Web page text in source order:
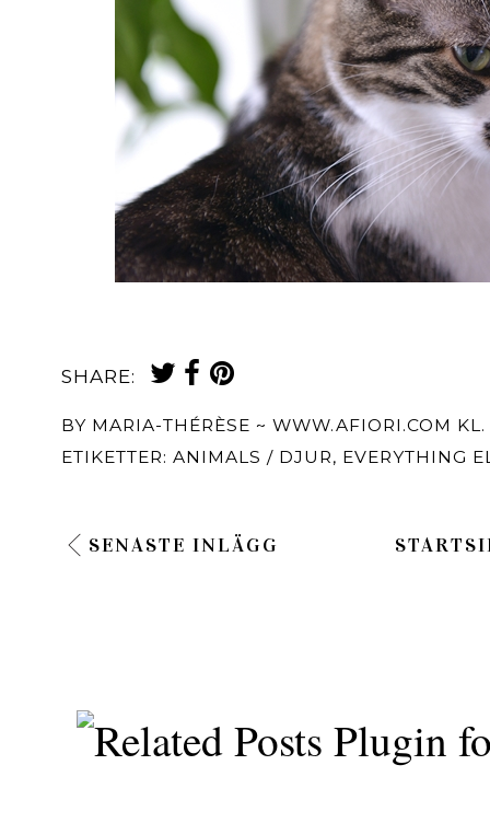
SHARE:
BY MARIA-THÉRÈSE ~ WWW.AFIORI.COM KL.
ETIKETTER: ANIMALS / DJUR, EVERYTHING
SENASTE INLÄGG